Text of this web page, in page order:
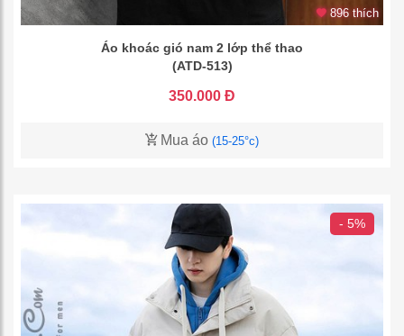
896 thích
Áo khoác gió nam 2 lớp thể thao
(ATD-513)
350.000 Đ
Mua áo (15-25°c)
- 5%